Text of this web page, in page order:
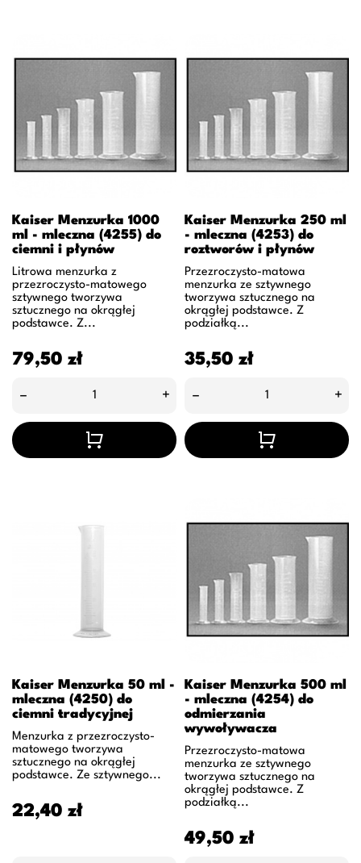
Kaiser Menzurka 1000
ml - mleczna (4255) do
ciemni i płynów
Litrowa menzurka z
przezroczysto-matowego
sztywnego tworzywa
sztucznego na okrągłej
podstawce. Z...
Cena
79,50 zł
– +
Kaiser Menzurka 250 ml
- mleczna (4253) do
roztworów i płynów
Przezroczysto-matowa
menzurka ze sztywnego
tworzywa sztucznego na
okrągłej podstawce. Z
podziałką...
Cena
35,50 zł
– +
Kaiser Menzurka 50 ml -
mleczna (4250) do
ciemni tradycyjnej
Menzurka z przezroczysto-
matowego tworzywa
sztucznego na okrągłej
podstawce. Ze sztywnego...
Cena
22,40 zł
Kaiser Menzurka 500 ml
- mleczna (4254) do
odmierzania
wywoływacza
Przezroczysto-matowa
menzurka ze sztywnego
tworzywa sztucznego na
okrągłej podstawce. Z
podziałką...
Cena
49,50 zł